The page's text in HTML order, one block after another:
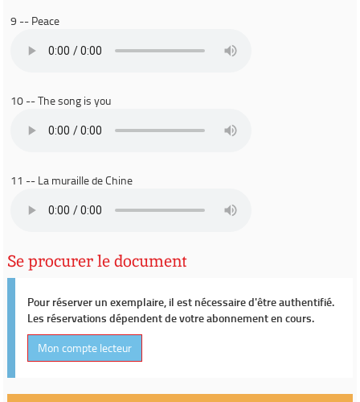
9 -- Peace
10 -- The song is you
11 -- La muraille de Chine
Se procurer le document
Pour réserver un exemplaire, il est nécessaire d'être authentifié.
Les réservations dépendent de votre abonnement en cours.
Mon compte lecteur